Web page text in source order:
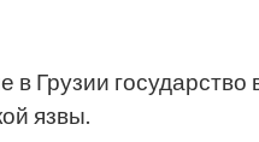
в Грузии государство
язвы.